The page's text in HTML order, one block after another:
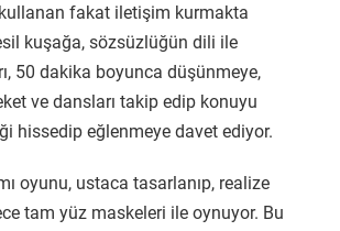
fakat iletişim kurmakta
kuşağa, sözsüzlüğün dili ile
50 dakika boyunca düşünmeye,
ve dansları takip edip konuyu
hissedip eğlenmeye davet ediyor.
oyunu, ustaca tasarlanıp, realize
tam yüz maskeleri ile oynuyor. Bu